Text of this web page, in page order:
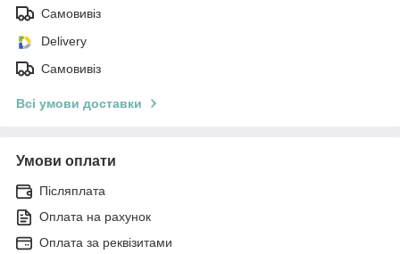
Самовивіз
Delivery
Самовивіз
Всі умови доставки
Умови оплати
Післяплата
Оплата на рахунок
Оплата за реквізитами